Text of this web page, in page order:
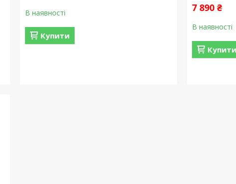
В наявності
Купити
7 890 ₴
В наявності
Купити